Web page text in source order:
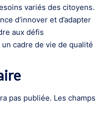
variés des citoyens.
d’innover et d’adapter
aux défis
cadre de vie de qualité
pas publiée. Les champs